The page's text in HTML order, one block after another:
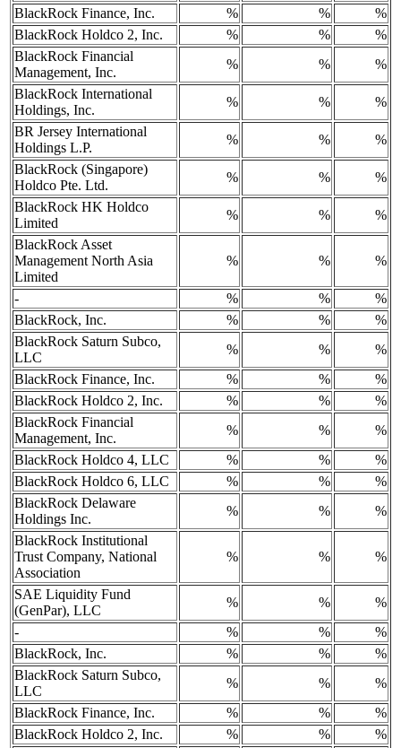
BlackRock Finance, Inc.
% %
%
BlackRock Holdco 2, Inc.
% %
%
BlackRock Financial
Management, Inc.
% %
%
BlackRock International
Holdings, Inc.
% %
%
BR Jersey International
Holdings L.P.
% %
%
BlackRock (Singapore)
Holdco Pte. Ltd.
% %
%
BlackRock HK Holdco
Limited
% %
%
BlackRock Asset
Management North Asia
Limited
% % %
- % %
%
BlackRock, Inc.
% %
%
BlackRock Saturn Subco,
LLC
% %
%
BlackRock Finance, Inc.
% %
%
BlackRock Holdco 2, Inc.
% %
%
BlackRock Financial
Management, Inc.
% %
%
BlackRock Holdco 4, LLC
% %
%
BlackRock Holdco 6, LLC
% %
%
BlackRock Delaware
Holdings Inc.
% %
%
BlackRock Institutional
Trust Company, National
Association
% % %
SAE Liquidity Fund
(GenPar), LLC
% %
%
-
% %
%
BlackRock, Inc.
% %
%
BlackRock Saturn Subco,
LLC
% %
%
BlackRock Finance, Inc.
% %
%
BlackRock Holdco 2, Inc.
% %
%